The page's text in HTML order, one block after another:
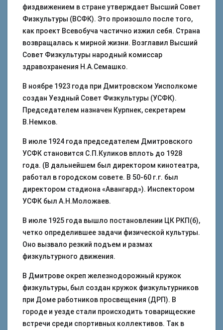
физдвижением в стране утверждает Высший Совет
Физкультуры (ВСФК). Это произошло после того,
как проект Всевобуча частично изжил себя. Страна
возвращалась к мирной жизни. Возглавил Высший
Совет Физкультуры народный комиссар
здравохранения Н.А.Семашко.
В ноябре 1923 года при Дмитровском Уисполкоме
создан Уездный Совет Физкультуры (УСФК).
Председателем назначен Курпнек, секретарем
В.Немков.
В июле 1924 года председателем Дмитровского
УСФК становится С.П.Куликов вплоть до 1928
года. (В дальнейшем был директором кинотеатра,
работал в городском совете. В 50-60 г.г. был
директором стадиона «Авангард»). Инспектором
УСФК был А.Н.Моложаев.
В июле 1925 года вышло постановлении ЦК РКП(б),
четко определившее задачи физической культуры.
Оно вызвало резкий подъем и размах
физкультурного движения.
В Дмитрове окреп железнодорожный кружок
физкультуры, был создан кружок физкультурников
при Доме работников просвещения (ДРП). В
городе и уезде стали происходить товарищеские
встречи среди спортивных коллективов. Так в